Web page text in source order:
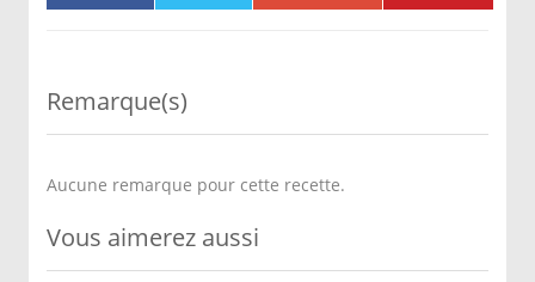
Remarque(s)
Aucune remarque pour cette recette.
Vous aimerez aussi